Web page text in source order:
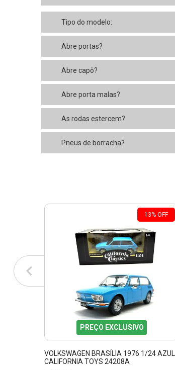
Tipo do modelo:
Abre portas?
Abre capô?
Abre porta malas?
As rodas estercem?
Pneus de borracha?
13% OFF
PREÇO EXCLUSIVO
VOLKSWAGEN BRASÍLIA 1976 1/24 AZUL
CALIFORNIA TOYS 24208A